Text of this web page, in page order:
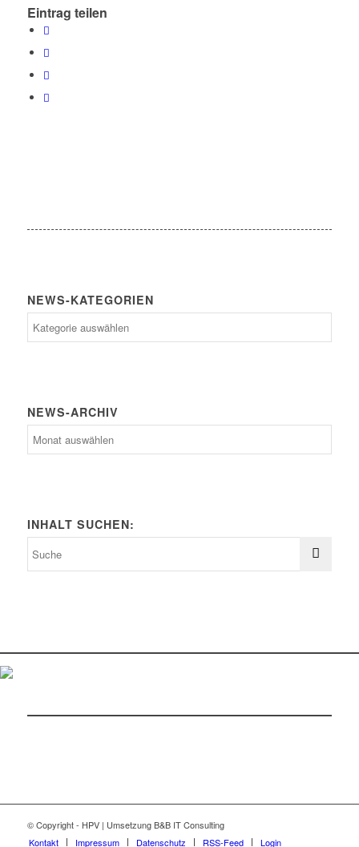
Eintrag teilen
NEWS-KATEGORIEN
Kategorien
NEWS-ARCHIV
INHALT SUCHEN:
© Copyright - HPV | Umsetzung B&B IT Consulting
Kontakt
Impressum Datenschutz RSS-Feed Login